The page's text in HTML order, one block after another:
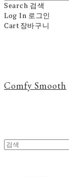
Search 검색
Log In 로그인
Cart장바구니
Comfy Smooth